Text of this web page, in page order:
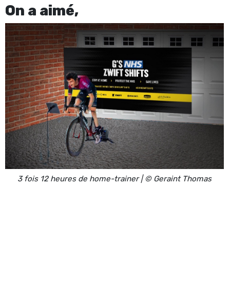
On a aimé,
3 fois 12 heures de home-trainer | © Geraint Thomas